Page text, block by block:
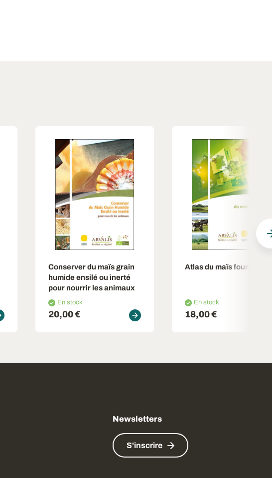
Conserver du maïs grain
humide ensilé ou inerté
pour nourrir les animaux
En stock
20,00 €
Atlas du maïs fourrage
En stock
18,00 €
Newsletters
S'inscrire